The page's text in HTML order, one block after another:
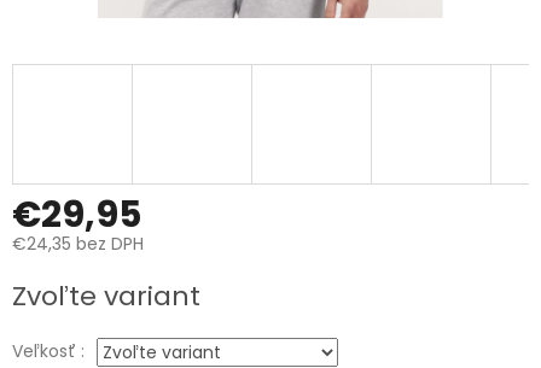
€29,95
€24,35 bez DPH
cena:
Zvoľte variant
Veľkosť :